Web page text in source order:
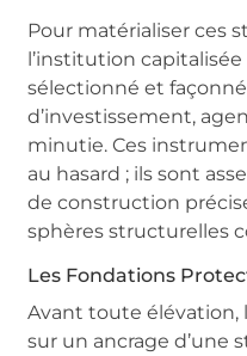
Pour matérialiser ces
l’institution capitalisée
sélectionné et
d’investissement,
minutie. Ces
au hasard ; ils sont
de construction
sphères structurelles
Les Fondations
Avant toute élévation,
sur un ancrage d’une